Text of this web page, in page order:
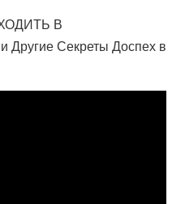
В
Секреты Доспех в